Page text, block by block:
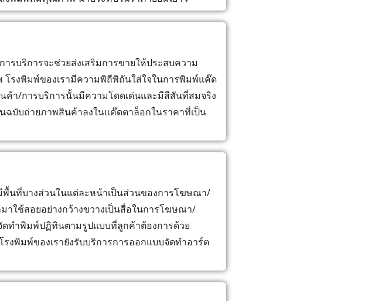
บริการจะช่วยส่งเสริมการขายให้ประสบความ
รงพิมพ์ของเรามีความพิถีพิถันใส่ใจในการพิมพ์แค๊ด
ค้า/การบริการนั้นมีความโดดเด่นและมีสีสันที่สมจริง
ฉบับถ่ายภาพสินค้าลงในแค๊ดตาล็อกในราคาที่เป็น
ที่บางส่วนในแต่ละหน้าเป็นส่วนของการโฆษณา/
ช้สอยอย่างกว้างขวางเป็นสื่อในการโฆษณา/
ทำพิมพ์ปฏิทินตามรูปแบบที่ลูกค้าต้องการด้วย
พิมพ์ของเรายังรับบริการการออกแบบจัดทำอาร์ต